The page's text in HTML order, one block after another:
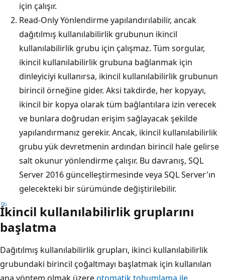
için çalışır.
Read-Only Yönlendirme yapılandırılabilir, ancak
dağıtılmış kullanılabilirlik grubunun ikincil
kullanılabilirlik grubu için çalışmaz. Tüm sorgular,
ikincil kullanılabilirlik grubuna bağlanmak için
dinleyiciyi kullanırsa, ikincil kullanılabilirlik grubunun
birincil örneğine gider. Aksi takdirde, her kopyayı,
ikincil bir kopya olarak tüm bağlantılara izin verecek
ve bunlara doğrudan erişim sağlayacak şekilde
yapılandırmanız gerekir. Ancak, ikincil kullanılabilirlik
grubu yük devretmenin ardından birincil hale gelirse
salt okunur yönlendirme çalışır. Bu davranış, SQL
Server 2016 güncelleştirmesinde veya SQL Server'ın
gelecekteki bir sürümünde değiştirilebilir.
İkincil kullanılabilirlik gruplarını
başlatma
Dağıtılmış kullanılabilirlik grupları, ikinci kullanılabilirlik
grubundaki birincil çoğaltmayı başlatmak için kullanılan